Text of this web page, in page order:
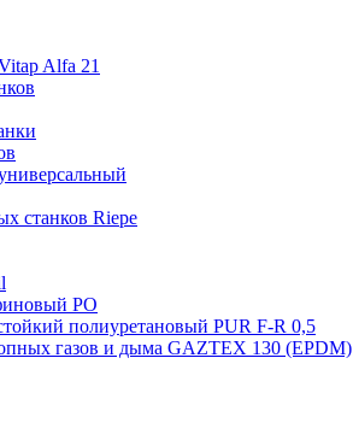
Alfa 21
станков Riepe
PO
полиуретановый PUR F-R 0,5
газов и дыма GAZTEX 130 (EPDM)